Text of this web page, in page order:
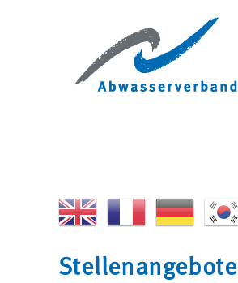
Stellenangebote